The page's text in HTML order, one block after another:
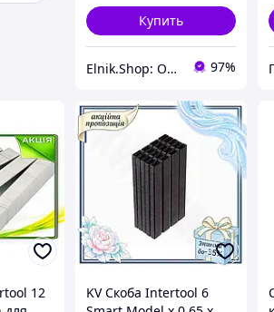
Купить
Elnik.Shop: Оптово-розничная компания 97%
12
KV Скоба Intertool 6